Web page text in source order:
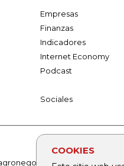
COOKIES
Empresas
Finanzas
Indicadores
Internet Economy
Podcast
Sociales